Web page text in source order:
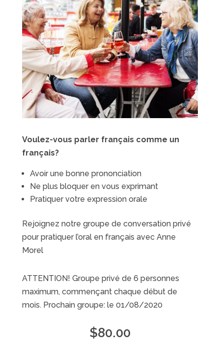
Voulez-vous parler français comme un
français?
Avoir une bonne prononciation
Ne plus bloquer en vous exprimant
Pratiquer votre expression orale
Rejoignez notre groupe de conversation privé
pour pratiquer l’oral en français avec Anne
Morel
ATTENTION! Groupe privé de 6 personnes
maximum, commençant chaque début de
mois. Prochain groupe: le 01/08/2020
$80.00